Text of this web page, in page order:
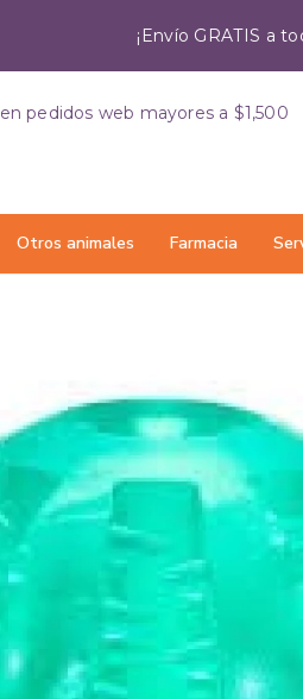
¡Envío GRATIS a
Otros animales Farmacia
en pedidos web mayores a $1,500